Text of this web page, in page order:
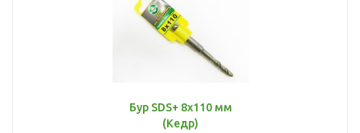
Бур SDS+ 8х110 мм
(Кедр)